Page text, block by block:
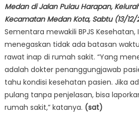
Medan di Jalan Pulau Harapan,
Kecamatan Medan Kota, Sabtu (13/
Sementara mewakili BPJS
menegaskan tidak ada batasan
rawat inap di rumah sakit. “Yang
adalah dokter penanggungjawab
tahu kondisi kesehatan pasien. Jika
pulang tanpa penjelasan, bisa
rumah sakit,” katanya. (sat)